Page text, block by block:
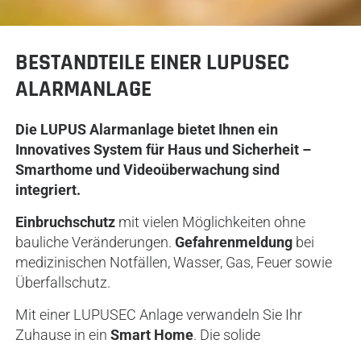
BESTANDTEILE EINER LUPUSEC
ALARMANLAGE
Die LUPUS Alarmanlage bietet Ihnen ein
Innovatives System für Haus und Sicherheit –
Smarthome und Videoüberwachung sind
integriert.
Einbruchschutz mit vielen Möglichkeiten ohne
bauliche Veränderungen. Gefahrenmeldungbei
medizinischen Notfällen, Wasser, Gas, Feuer sowie
Überfallschutz.
Mit einer LUPUSEC Anlage verwandeln Sie Ihr
Zuhause in ein Smart Home. Die solide